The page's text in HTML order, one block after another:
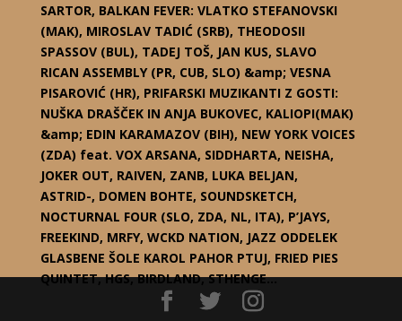
SARTOR, BALKAN FEVER: VLATKO STEFANOVSKI
(MAK), MIROSLAV TADIĆ (SRB), THEODOSII
SPASSOV (BUL), TADEJ TOŠ, JAN KUS, SLAVO
RICAN ASSEMBLY (PR, CUB, SLO) &amp; VESNA
PISAROVIĆ (HR), PRIFARSKI MUZIKANTI Z GOSTI:
NUŠKA DRAŠČEK IN ANJA BUKOVEC, KALIOPI(MAK)
&amp; EDIN KARAMAZOV (BIH), NEW YORK VOICES
(ZDA) feat. VOX ARSANA, SIDDHARTA, NEISHA,
JOKER OUT, RAIVEN, ZANB, LUKA BELJAN,
ASTRID-, DOMEN BOHTE, SOUNDSKETCH,
NOCTURNAL FOUR (SLO, ZDA, NL, ITA), P’JAYS,
FREEKIND, MRFY, WCKD NATION, JAZZ ODDELEK
GLASBENE ŠOLE KAROL PAHOR PTUJ, FRIED PIES
QUINTET, HGS, BIRDLAND, STHENGE…